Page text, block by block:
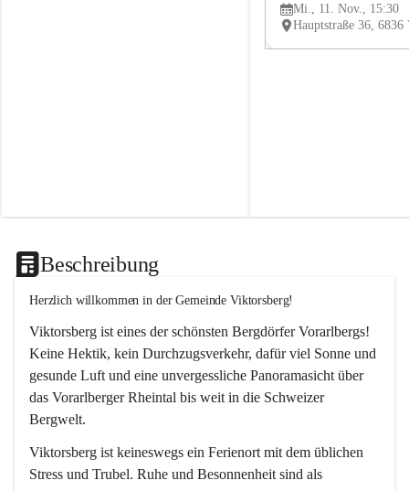
Mi., 11. Nov., 15:30
Beschreibung
Herzlich willkommen in der Gemeinde Viktorsberg!
Viktorsberg ist eines der schönsten Bergdörfer Vorarlbergs!
Keine Hektik, kein Durchzugsverkehr, dafür viel Sonne und
gesunde Luft und eine unvergessliche Panoramasicht über
das Vorarlberger Rheintal bis weit in die Schweizer
Bergwelt.
Viktorsberg ist keineswegs ein Ferienort mit dem üblichen
Stress und Trubel. Ruhe und Besonnenheit sind als